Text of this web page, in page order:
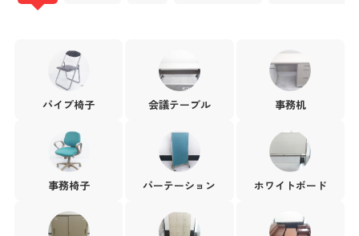
パイプ椅子 会議テーブル 事務机
事務椅子 パーテーション ホワイトボード